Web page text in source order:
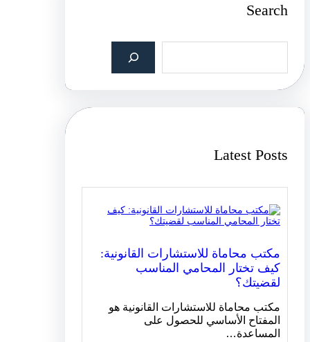
Search
c
Latest Posts
مكتب محاماة للاستشارات القانونية:
كيف تختار المحامي المناسب
لقضيتك؟
مكتب محاماة للاستشارات القانونية هو
المفتاح الأساسي للحصول على
المساعدة…